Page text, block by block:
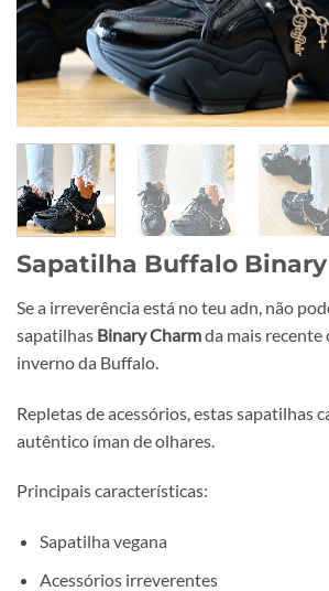
Sapatilha Buffalo
Se a irreverência está no teu adn, não
sapatilhas Binary Charmda mais
inverno da Buffalo.
Repletas de acessórios, estas sapatilhas
autêntico íman de olhares.
Principais características:
Sapatilha vegana
Acessórios irreverentes